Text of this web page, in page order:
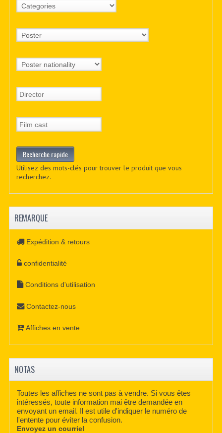
Utilisez des mots-clés pour trouver le produit que vous
recherchez.
REMARQUE
Expédition & retours
confidentialité
Conditions d'utilisation
Contactez-nous
Affiches en vente
NOTAS
Toutes les affiches ne sont pas à vendre. Si vous êtes
intéressés, toute information mai être demandée en
envoyant un email. Il est utile d'indiquer le numéro de
l'entente pour éviter la confusion.
Envoyez un courriel